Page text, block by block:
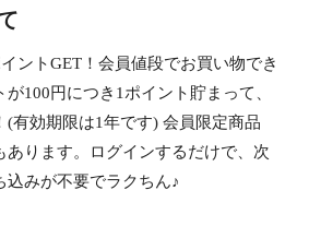
ントGET！会員値段でお買い物でき
100円につき1ポイント貯まって、
(有効期限は1年です) 会員限定商品
あります。ログインするだけで、次
込みが不要でラクちん♪